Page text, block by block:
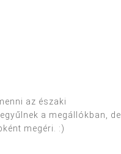
az északi
a megállókban, de
megéri. :)